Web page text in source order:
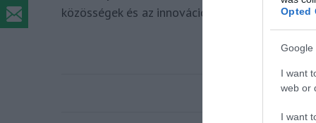
Opted
Google
I want
web or
I want
közösségek és az innováció egy desztináció